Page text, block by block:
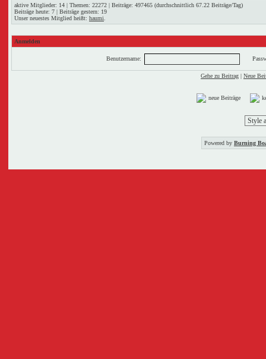
aktive Mitglieder: 14 | Themen: 22272 | Beiträge: 497465 (durchschnittlich 67.22 Beiträge/Tag)
Beiträge heute: 7 | Beiträge gestern: 19
Unser neuestes Mitglied heißt: haumi
Anmelden
Benutzername:
Gehe zu Beitrag | Neue
neue Beiträge
Powered by Burning